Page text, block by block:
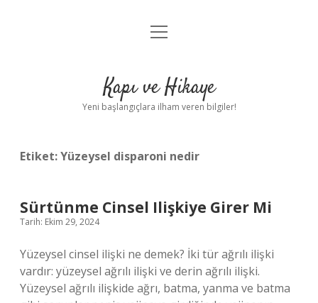
Anasayfa
Yasal Uyarı
menüyü
Kapı ve Hikaye
Yeni başlangıçlara ilham veren bilgiler!
Etiket:Yüzeysel disparoni nedir
Sürtünme Cinsel Ilişkiye Girer Mi
Tarih: Ekim 29, 2024
Yüzeysel cinsel ilişki ne demek? İki tür ağrılı ilişki
vardır: yüzeysel ağrılı ilişki ve derin ağrılı ilişki.
Yüzeysel ağrılı ilişkide ağrı, batma, yanma ve batma